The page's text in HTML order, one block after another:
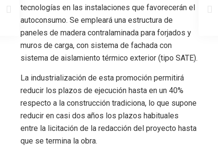
tecnologías en las instalaciones que favorecerán el
autoconsumo. Se empleará una estructura de
paneles de madera contralaminada para forjados y
muros de carga, con sistema de fachada con
sistema de aislamiento térmico exterior (tipo SATE).
La industrialización de esta promoción permitirá
reducir los plazos de ejecución hasta en un 40%
respecto a la construcción tradiciona, lo que supone
reducir en casi dos años los plazos habituales
entre la licitación de la redacción del proyecto hasta
que se termina la obra.